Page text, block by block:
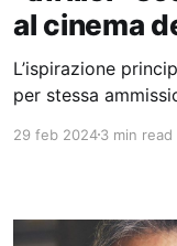
al cinema
L’ispirazione
per stessa
la narrazione fatta
29 feb 20243 min read